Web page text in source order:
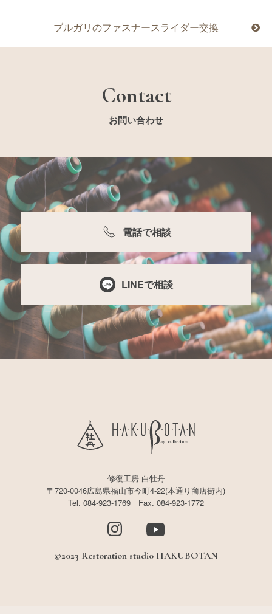
ブルガリのファスナースライダー交換
Contact
お問い合わせ
電話で相談
LINEで相談
修復工房 白牡丹
〒720-0046広島県福山市今町4-22(本通り商店街内)
Tel. 084-923-1769 Fax. 084-923-1772
©2023 Restoration studio HAKUBOTAN